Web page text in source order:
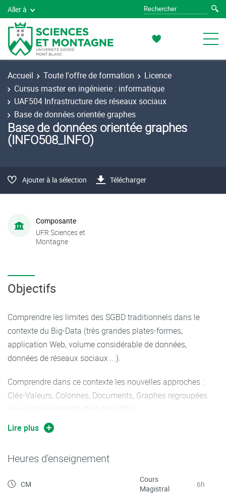
Aller à
Accueil Toute l'offre de formation
Licence
Cursus master en ingénierie : informatique
UAF504 Infrastructure des réseaux sociaux
Base de données orientée graphes
Base de données orientée graphes
(INFO508_INFO)
Ajouter à la sélection Télécharger
Composante
UFR Sciences et
Montagne
Objectifs
Comprendre les limites des SGBD traditionnels dans le
contexte du Big-Data (très grandes plates-formes,
application Web, volume considérable de données,
données de réseaux sociaux ...).
Comprendre dans ce contexte les nouvelles approches :
Clés-Valeurs, Colonnes, Documents, Graphes regroupées
sous le terme NoSQL (Not Only SQL).
Mettre en œuvre ces technologies pour de la recherche
l’exploitation d’un réseau social ou d’un système de
Lire plus
Heures d'enseignement
CM
Cours
Magistral
6h